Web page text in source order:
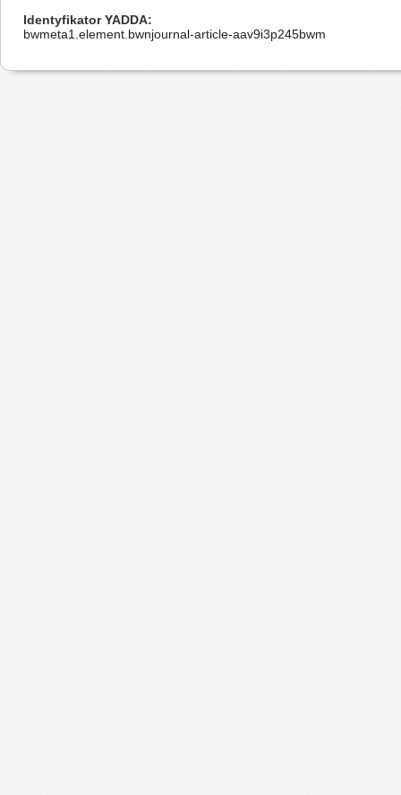
Identyfikator YADDA
bwmeta1.element.bwnjournal-article-aav9i3p245bwm